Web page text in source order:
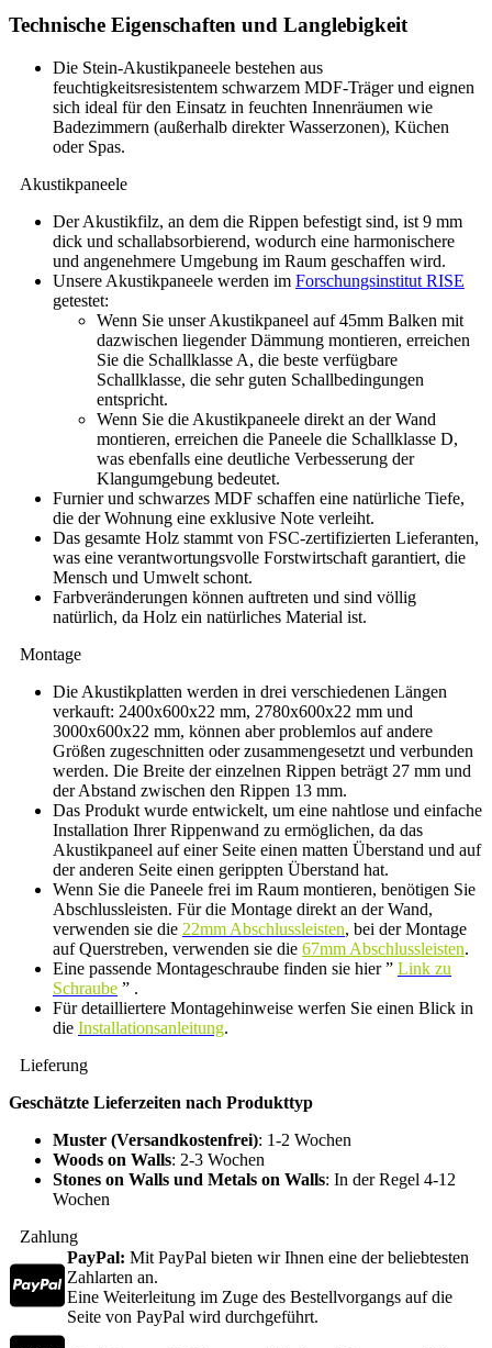
Technische Eigenschaften und Langlebigkeit
Die Stein-Akustikpaneele bestehen aus
feuchtigkeitsresistentem schwarzem MDF-Träger und eignen
sich ideal für den Einsatz in feuchten Innenräumen wie
Badezimmern (außerhalb direkter Wasserzonen), Küchen
oder Spas.
Akustikpaneele
Der Akustikfilz, an dem die Rippen befestigt sind, ist 9 mm
dick und schallabsorbierend, wodurch eine harmonischere
und angenehmere Umgebung im Raum geschaffen wird.
Unsere Akustikpaneele werden im Forschungsinstitut RISE
getestet:
Wenn Sie unser Akustikpaneel auf 45mm Balken mit
dazwischen liegender Dämmung montieren, erreichen
Sie die Schallklasse A, die beste verfügbare
Schallklasse, die sehr guten Schallbedingungen
entspricht.
Wenn Sie die Akustikpaneele direkt an der Wand
montieren, erreichen die Paneele die Schallklasse D,
was ebenfalls eine deutliche Verbesserung der
Klangumgebung bedeutet.
Furnier und schwarzes MDF schaffen eine natürliche Tiefe,
die der Wohnung eine exklusive Note verleiht.
Das gesamte Holz stammt von FSC-zertifizierten Lieferanten,
was eine verantwortungsvolle Forstwirtschaft garantiert, die
Mensch und Umwelt schont.
Farbveränderungen können auftreten und sind völlig
natürlich, da Holz ein natürliches Material ist.
Montage
Die Akustikplatten werden in drei verschiedenen Längen
verkauft: 2400x600x22 mm, 2780x600x22 mm und
3000x600x22 mm, können aber problemlos auf andere
Größen zugeschnitten oder zusammengesetzt und verbunden
werden. Die Breite der einzelnen Rippen beträgt 27 mm und
der Abstand zwischen den Rippen 13 mm.
Das Produkt wurde entwickelt, um eine nahtlose und einfache
Installation Ihrer Rippenwand zu ermöglichen, da das
Akustikpaneel auf einer Seite einen matten Überstand und auf
der anderen Seite einen gerippten Überstand hat.
Wenn Sie die Paneele frei im Raum montieren, benötigen Sie
Abschlussleisten. Für die Montage direkt an der Wand,
verwenden sie die 22mm Abschlussleisten, bei der Montage
auf Querstreben, verwenden sie die 67mm Abschlussleisten.
Eine passende Montageschraube finden sie hier ” Link zu
Schraube ” .
Für detailliertere Montagehinweise werfen Sie einen Blick in
die Installationsanleitung.
Lieferung
Geschätzte Lieferzeiten nach Produkttyp
Muster (Versandkostenfrei): 1-2 Wochen
Woods on Walls: 2-3 Wochen
Stones on Walls und Metals on Walls: In der Regel 4-12
Wochen
Zahlung
PayPal: Mit PayPal bieten wir Ihnen eine der beliebtesten
Zahlarten an.
Eine Weiterleitung im Zuge des Bestellvorgangs auf die
Seite von PayPal wird durchgeführt.